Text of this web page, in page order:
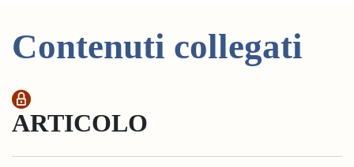
Contenuti collegati
ARTICOLO